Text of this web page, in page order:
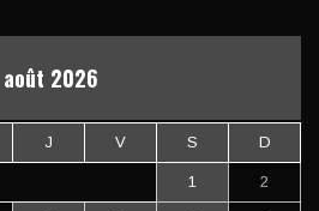
août 2026
J V S D
1 2